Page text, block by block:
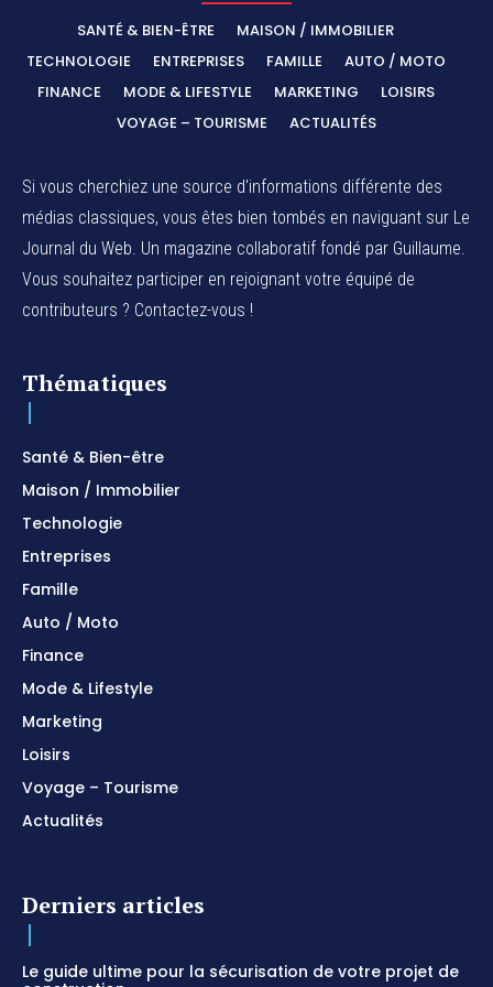
SANTÉ & BIEN-ÊTRE
MAISON / IMMOBILIER
TECHNOLOGIE
ENTREPRISES FAMILLE
AUTO / MOTO
FINANCE
MODE & LIFESTYLE MARKETING
LOISIRS
VOYAGE – TOURISME
ACTUALITÉS
Si vous cherchiez une source d'informations différente des
médias classiques, vous êtes bien tombés en naviguant sur Le
Journal du Web. Un magazine collaboratif fondé par Guillaume.
Vous souhaitez participer en rejoignant votre équipé de
contributeurs ? Contactez-vous !
Thématiques
Santé & Bien-être
Maison / Immobilier
Technologie
Entreprises
Famille
Auto / Moto
Finance
Mode & Lifestyle
Marketing
Loisirs
Voyage – Tourisme
Actualités
Derniers articles
Le guide ultime pour la sécurisation de votre projet de